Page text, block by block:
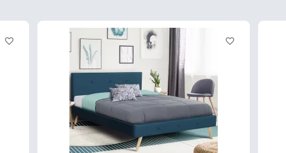
favorite_border favorite_border